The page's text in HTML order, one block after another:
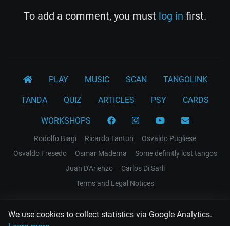
We use cookies to collect statistics via Google Analytics.
To add a comment, you must log in first.
PLAY MUSIC SCAN TANGOLINK
TANDA QUIZ ARTICLES PSY CARDS
WORKSHOPS
Rodolfo Biagi Ricardo Tanturi
Osvaldo Pugliese
Osvaldo Fresedo
Osmar Maderna
Some definitly lost tangos
Juan D'Arienzo
Carlos Di Sarli
Terms and Legal Notices
EL RECODO TANGO